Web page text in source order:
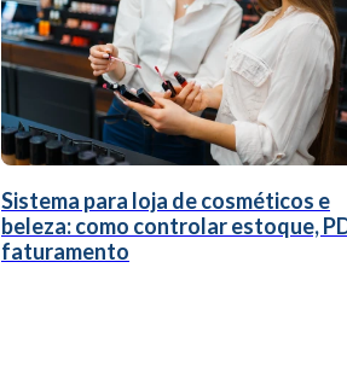
Sistema para loja de cosméticos e
beleza: como controlar estoque,
faturamento